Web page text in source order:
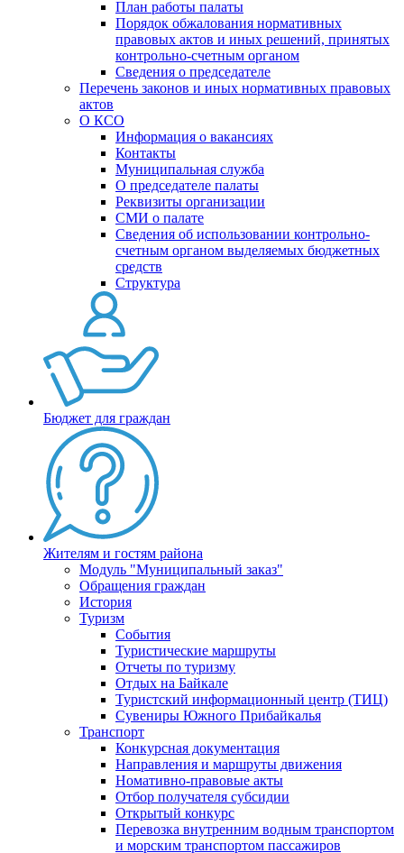
План работы палаты
Порядок обжалования нормативных
правовых актов и иных решений, принятых
контрольно-счетным органом
Сведения о председателе
Перечень законов и иных нормативных правовых
актов
О КСО
Информация о вакансиях
Контакты
Муниципальная служба
О председателе палаты
Реквизиты организации
СМИ о палате
Сведения об использовании контрольно-
счетным органом выделяемых бюджетных
средств
Структура
Бюджет для граждан
Жителям и гостям района
Модуль "Муниципальный заказ"
Обращения граждан
История
Туризм
События
Туристические маршруты
Отчеты по туризму
Отдых на Байкале
Туристский информационный центр (ТИЦ)
Сувениры Южного Прибайкалья
Транспорт
Конкурсная документация
Направления и маршруты движения
Номативно-правовые акты
Отбор получателя субсидии
Открытый конкурс
Перевозка внутренним водным транспортом
и морским транспортом пассажиров